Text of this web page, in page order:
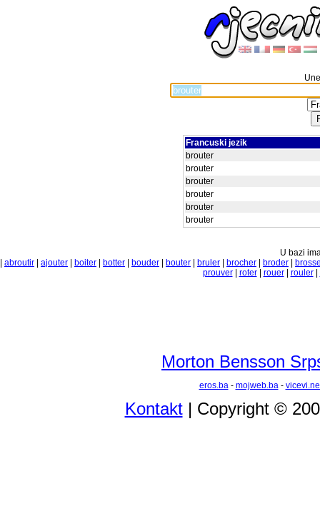
Francuski jezik
brouter
brouter
brouter
brouter
brouter
brouter
U bazi
abroutir ajouter boiter botter bouder bouter bruler brocher broder
prouver| roter| rouer| rouler|
Morton Bensson
eros.ba- mojweb.ba-
Kontakt| Copyright ©